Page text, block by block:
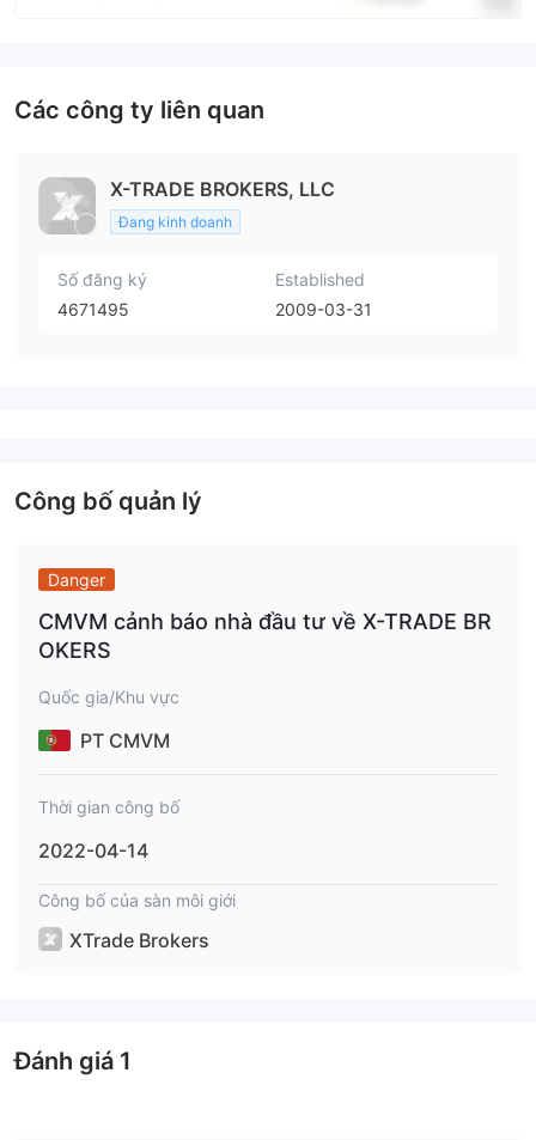
Các công ty liên quan
X-TRADE BROKERS, LLC
Đang kinh doanh
Số đăng ký
4671495
Established
2009-03-31
Công bố quản lý
Danger
CMVM cảnh báo nhà đầu tư về X-TRADE BR
OKERS
Quốc gia/Khu vực
PT CMVM
Thời gian công bố
2022-04-14
Công bố của sàn môi giới
XTrade Brokers
Đánh giá 1